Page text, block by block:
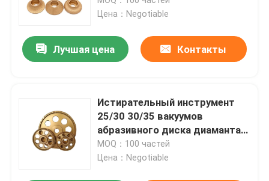
Цена：Negotiable
Лучшая цена Контакты
Истирательный инструмент
25/30 30/35 вакуумов
абразивного диска диаманта
утюга паял
MOQ：100 частей
Цена：Negotiable